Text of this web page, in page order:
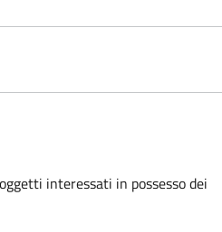
interessati in possesso dei